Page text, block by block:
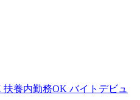
養内勤務OK バイトデビュ